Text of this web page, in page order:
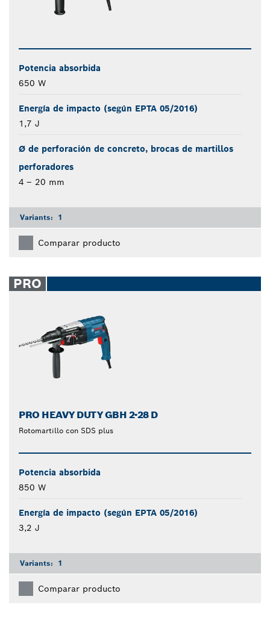
Potencia absorbida
650 W
Energía de impacto (según EPTA 05/2016)
1,7 J
Ø de perforación de concreto, brocas de martillos
perforadores
4 – 20 mm
Variants: 1
Comparar producto
PRO
PRO HEAVY DUTY GBH 2-28 D
Rotomartillo con SDS plus
Potencia absorbida
850 W
Energía de impacto (según EPTA 05/2016)
3,2 J
Variants: 1
Comparar producto